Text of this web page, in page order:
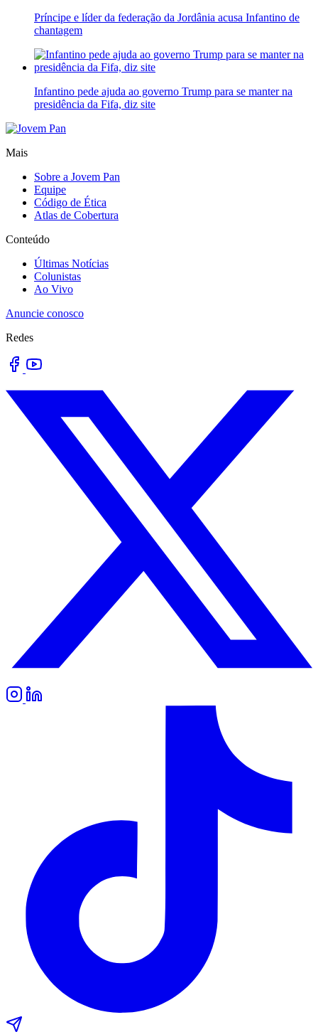
Príncipe e líder da federação da Jordânia acusa Infantino de
chantagem
Infantino pede ajuda ao governo Trump para se manter na
presidência da Fifa, diz site
Mais
Sobre a Jovem Pan
Equipe
Código de Ética
Atlas de Cobertura
Conteúdo
Últimas Notícias
Colunistas
Ao Vivo
Anuncie conosco
Redes